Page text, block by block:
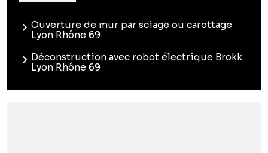
Ouverture de mur par sciage ou carottage
Lyon Rhône 69
Déconstruction avec robot électrique Brokk
Lyon Rhône 69